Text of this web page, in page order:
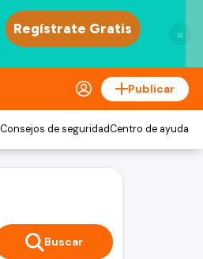
×
Publicar
Consejos de seguridadCentro de ayuda
Buscar